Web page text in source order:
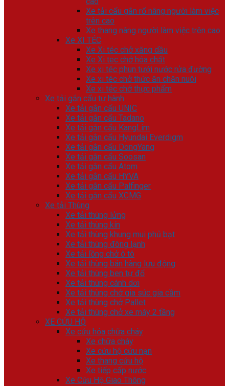
Xe tải cẩu gắn rổ nâng người làm việc
trên cao
Xe thang nâng người làm việc trên cao
Xe XI TÉC
Xe Xi téc chở xăng dầu
Xe Xi tec chở hóa chất
Xe xi téc phun tưới nước rửa đường
Xe xi téc chở thức ăn chăn nuôi
Xe xi téc chở thực phẩm
Xe tải gắn cẩu tự hành
Xe tải gắn cẩu UNIC
Xe tải gắn cẩu Tadano
Xe tải gắn cẩu KangLim
Xe tải gắn cẩu Hyundai Everdigm
Xe tải gắn cẩu DongYang
Xe tải gắn cẩu Soosan
Xe tải gắn cẩu Atom
Xe tải gắn cẩu HYVA
Xe tải gắn cẩu Palfinger
Xe tải gắn cẩu XCMG
Xe tải Thùng
Xe tải thùng lửng
Xe tải thùng kín
Xe tải thùng khung mui phủ bạt
Xe tải thùng đông lạnh
Xe tải lồng chở ô tô
Xe tải thùng bán hàng lưu động
Xe tải thùng ben tự đổ
Xe tải thùng cánh dơi
Xe tải thùng chở gia súc gia cầm
Xe tải thùng chở Pallet
Xe tải thùng chở xe máy 2 tầng
XE CỨU HỘ
Xe cứu hỏa chữa cháy
Xe chữa cháy
Xe cứu hộ cứu nạn
Xe thang cứu hộ
Xe tiếp cấp nước
Xe Cứu Hộ Giao Thông